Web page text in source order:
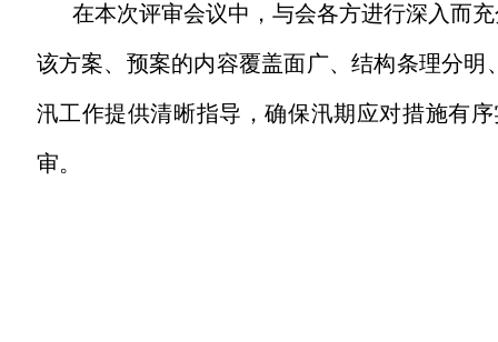
在本次评审会议中，与会各方进行深入而
该方案、预案的内容覆盖面广、结构条理分
汛工作提供清晰指导，确保汛期应对措施有
审。